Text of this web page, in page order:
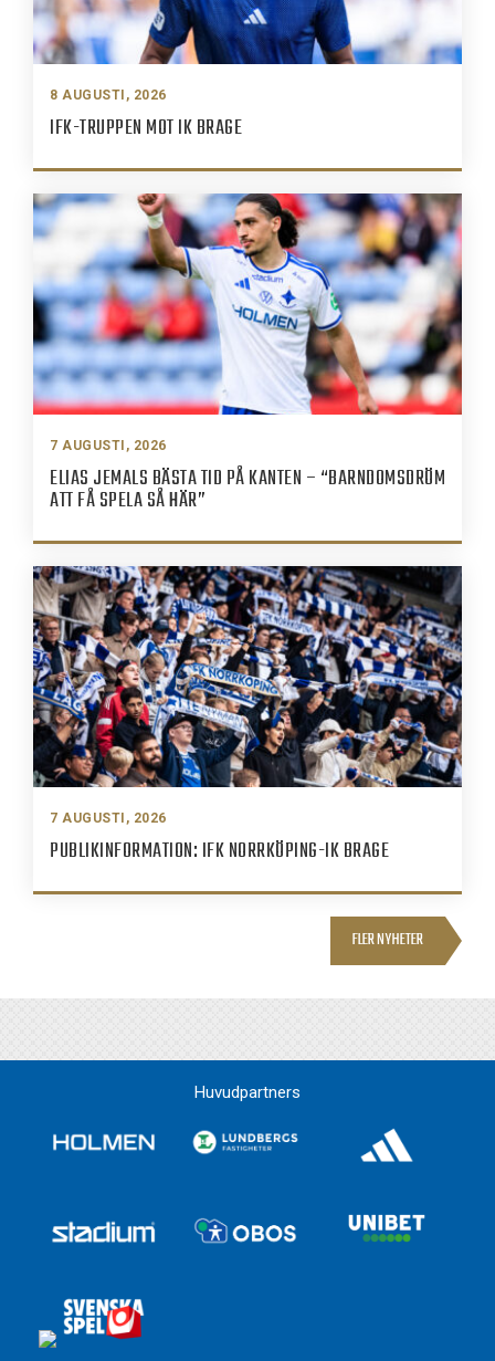
8 AUGUSTI, 2026
IFK-TRUPPEN MOT IK BRAGE
7 AUGUSTI, 2026
ELIAS JEMALS BÄSTA TID PÅ KANTEN – “BARNDOMSDRÖM
ATT FÅ SPELA SÅ HÄR”
7 AUGUSTI, 2026
PUBLIKINFORMATION: IFK NORRKÖPING-IK BRAGE
FLER NYHETER
Huvudpartners